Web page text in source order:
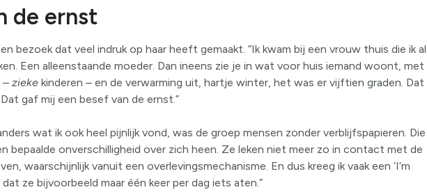
de ernst
bezoek dat veel indruk op haar heeft gemaakt. “Ik kwam bij een vrouw thuis die ik al
Een alleenstaande moeder. Dan ineens zie je in wat voor huis iemand woont, met
– ziekekinderen – en de verwarming uit, hartje winter, het was er vijftien graden. Dat
gaf mij een besef van de ernst.”
wat ik ook heel pijnlijk vond, was de groep mensen zonder verblijfspapieren. Die
bepaalde onverschilligheid over zich heen. Ze leken niet meer zo in contact met de
waarschijnlijk vanuit een overlevingsmechanisme. En dus kreeg ik vaak een ‘I’m
ze bijvoorbeeld maar één keer per dag iets aten.”